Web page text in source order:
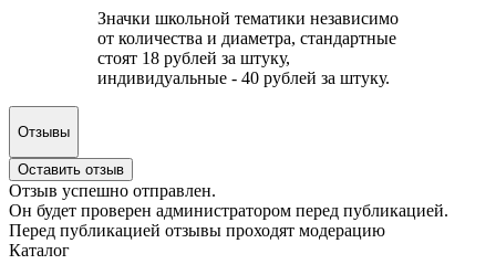
Значки школьной тематики независимо
от количества и диаметра, стандартные
стоят 18 рублей за штуку,
индивидуальные - 40 рублей за штуку.
Отзывы
Оставить отзыв
Отзыв успешно отправлен.
Он будет проверен администратором перед публикацией.
Перед публикацией отзывы проходят модерацию
Каталог